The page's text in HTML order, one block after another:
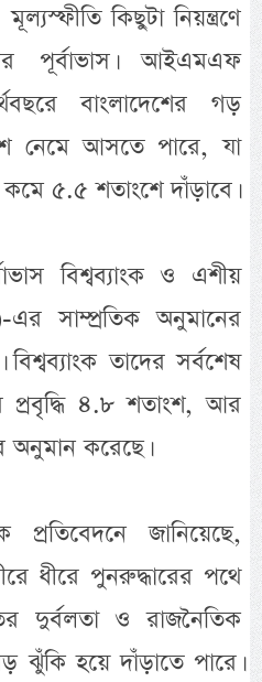
কিছুটা নিয়ন্ত্রণে
পূর্বাভাস। আইএমএফ
বাংলাদেশের গড়
নেমে আসতে পারে, যা
৫.৫ শতাংশে দাঁড়াবে।
বিশ্বব্যাংক ও এশীয়
এর সাম্প্রতিক অনুমানের
তাদের সর্বশেষ
প্রবৃদ্ধি ৪.৮ শতাংশ, আর
অনুমান করেছে।
প্রতিবেদনে জানিয়েছে,
ধীরে পুনরুদ্ধারের পথে
দুর্বলতা ও রাজনৈতিক
ঝুঁকি হয়ে দাঁড়াতে পারে।